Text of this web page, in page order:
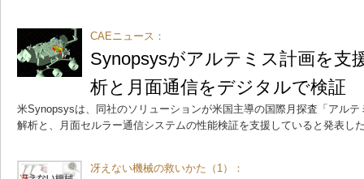
CAEニュース：
Synopsysがアルテミス計画を
析と月面通信をデジタルで検証
米Synopsysは、同社のソリューションが米国主導の国際月探査「アル
解析と、月面セルラー通信システムの性能検証を支援していると発表し
冴えない機械の救いかた（1）：